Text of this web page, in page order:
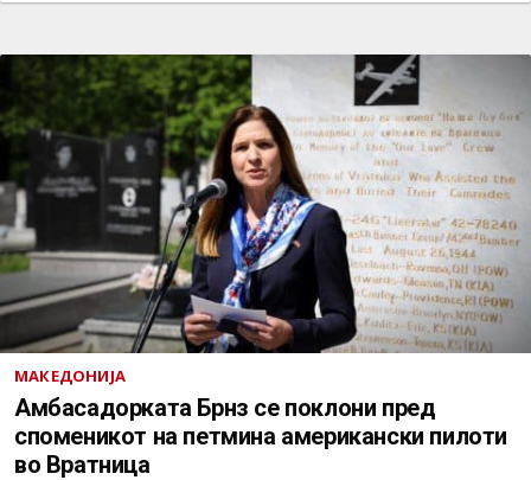
МАКЕДОНИЈА
Амбасадорката Брнз се поклони пред
споменикот на петмина американски пилоти
во Вратница